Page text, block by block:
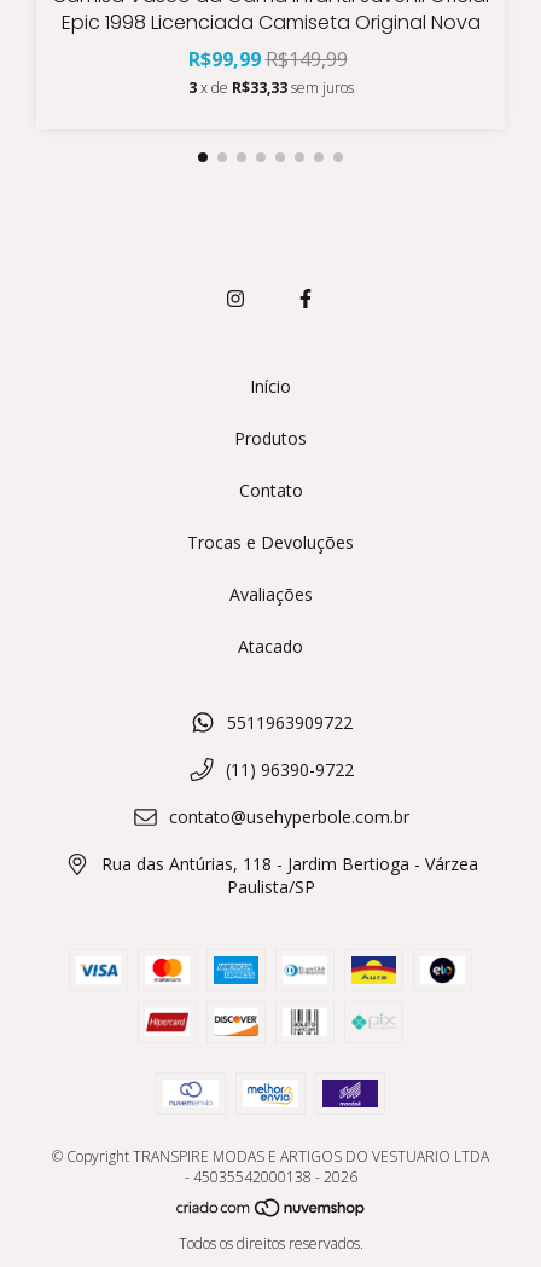
Epic 1998 Licenciada Camiseta Original Nova
R$99,99R$149,99
3 x de R$33,33 sem juros
Início
Produtos
Contato
Trocas e Devoluções
Avaliações
Atacado
5511963909722
(11) 96390-9722
contato@usehyperbole.com.br
Rua das Antúrias, 118 - Jardim Bertioga - Várzea
Paulista/SP
© Copyright TRANSPIRE MODAS E ARTIGOS DO VESTUARIO LTDA
- 45035542000138 - 2026
Todos os direitos reservados.